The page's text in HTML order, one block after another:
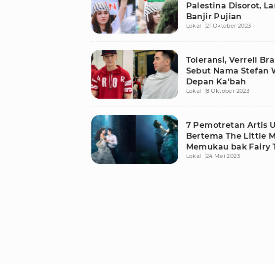
Palestina Disorot,
Banjir Pujian
Lokal 21 Oktober 2023
Toleransi, Verrell
Sebut Nama Stefan
Depan Ka'bah
Lokal 8 Oktober 2023
7 Pemotretan Artis
Bertema The Little
Memukau bak Fairy
Lokal 24 Mei 2023